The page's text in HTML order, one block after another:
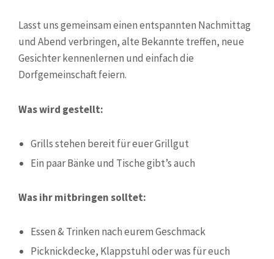
Lasst uns gemeinsam einen entspannten Nachmittag
und Abend verbringen, alte Bekannte treffen, neue
Gesichter kennenlernen und einfach die
Dorfgemeinschaft feiern.
Was wird gestellt:
Grills stehen bereit für euer Grillgut
Ein paar Bänke und Tische gibt’s auch
Was ihr mitbringen solltet:
Essen & Trinken nach eurem Geschmack
Picknickdecke, Klappstuhl oder was für euch